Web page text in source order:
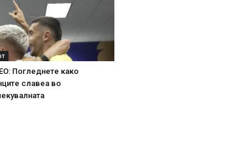
Погледнете како
славеа во